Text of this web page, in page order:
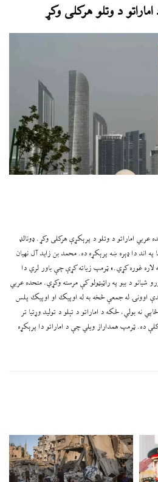
د وتلو هرکلی وکړ
اماراتو د وتلو د پرېکړې هرکلی وکړ. ډونالډ
اند دا ډېره ښه پرېکړه ده. محمد بن زاید آل نهیان
غوره کړي.» ټرمپ زیاته کړې چې باور لري دا
شیانو د بیو په راټیټولو کې مرسته وکړي. متحده عربي
اوونۍ له جمعې څخه به له اوپيک او اوپيک پلس
نه بولي، ځکه د اماراتو د تېلو د تولید وړتیا تر
ده. ټرمپ همداراز ویلي چې د اماراتو دا پرېکړه